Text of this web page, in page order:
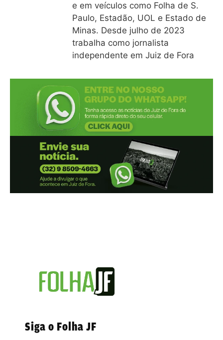
e em veículos como Folha de S.
Paulo, Estadão, UOL e Estado de
Minas. Desde julho de 2023
trabalha como jornalista
independente em Juiz de Fora
Siga o Folha JF